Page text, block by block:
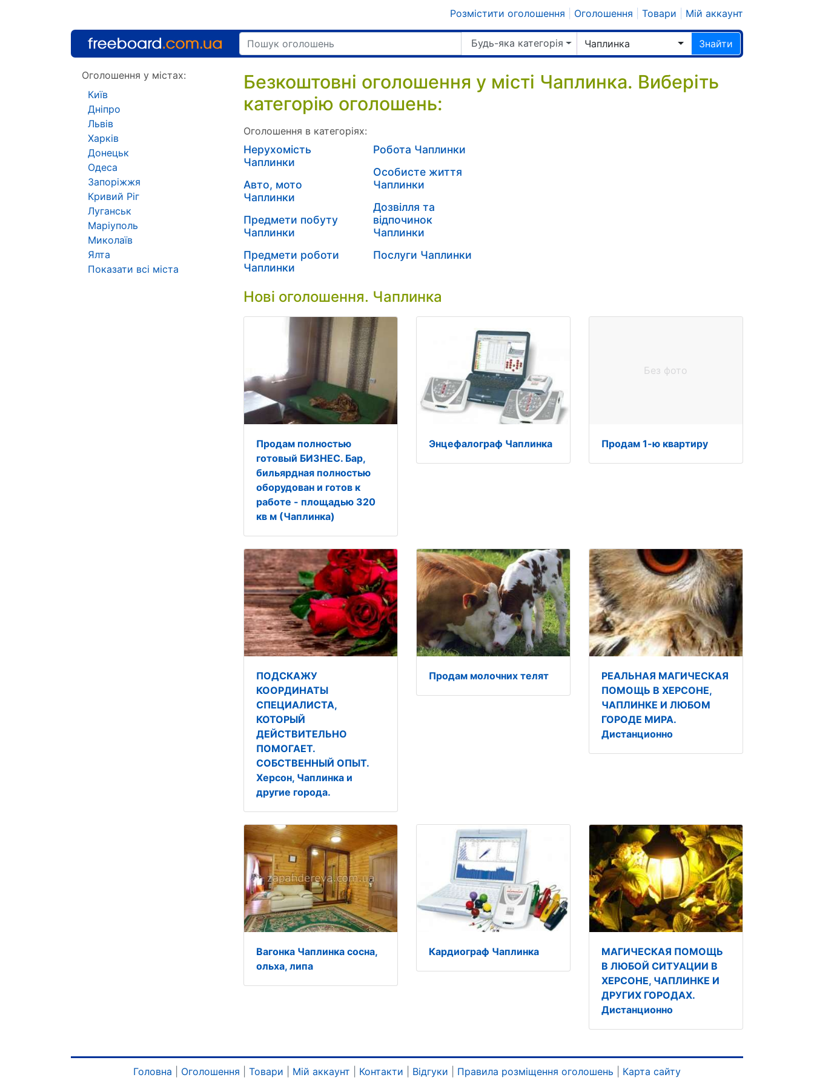
Розмістити оголошення Оголошення Товари Мій аккаунт
Будь-яка категорія Чаплинка Знайти
Безкоштовні оголошення у місті Чаплинка. Виберіть
категорію оголошень:
Оголошення в категоріях:
Нерухомість
Чаплинки
Авто, мото
Чаплинки
Предмети побуту
Чаплинки
Предмети роботи
Чаплинки
Робота Чаплинки
Особисте життя
Чаплинки
Дозвілля та
відпочинок
Чаплинки
Послуги Чаплинки
Нові оголошення. Чаплинка
Продам полностью
готовый БИЗНЕС. Бар,
бильярдная полностью
оборудован и готов к
работе - площадью 320
кв м (Чаплинка)
Энцефалограф Чаплинка
Без фото
Продам 1-ю квартиру
ПОДСКАЖУ
КООРДИНАТЫ
СПЕЦИАЛИСТА,
КОТОРЫЙ
ДЕЙСТВИТЕЛЬНО
ПОМОГАЕТ.
СОБСТВЕННЫЙ ОПЫТ.
Херсон, Чаплинка и
другие города.
Продам молочних телят
РЕАЛЬНАЯ МАГИЧЕСКАЯ
ПОМОЩЬ В ХЕРСОНЕ,
ЧАПЛИНКЕ И ЛЮБОМ
ГОРОДЕ МИРА.
Дистанционно
Вагонка Чаплинка сосна,
ольха, липа
Кардиограф Чаплинка
МАГИЧЕСКАЯ ПОМОЩЬ
В ЛЮБОЙ СИТУАЦИИ В
ХЕРСОНЕ, ЧАПЛИНКЕ И
ДРУГИХ ГОРОДАХ.
Дистанционно
Оголошення у містах:
Київ
Дніпро
Львів
Харків
Донецьк
Одеса
Запоріжжя
Кривий Ріг
Луганськ
Маріуполь
Миколаїв
Ялта
Показати всі міста
Головна Оголошення Товари Мій аккаунт Контакти Відгуки Правила розміщення оголошень Карта сайту